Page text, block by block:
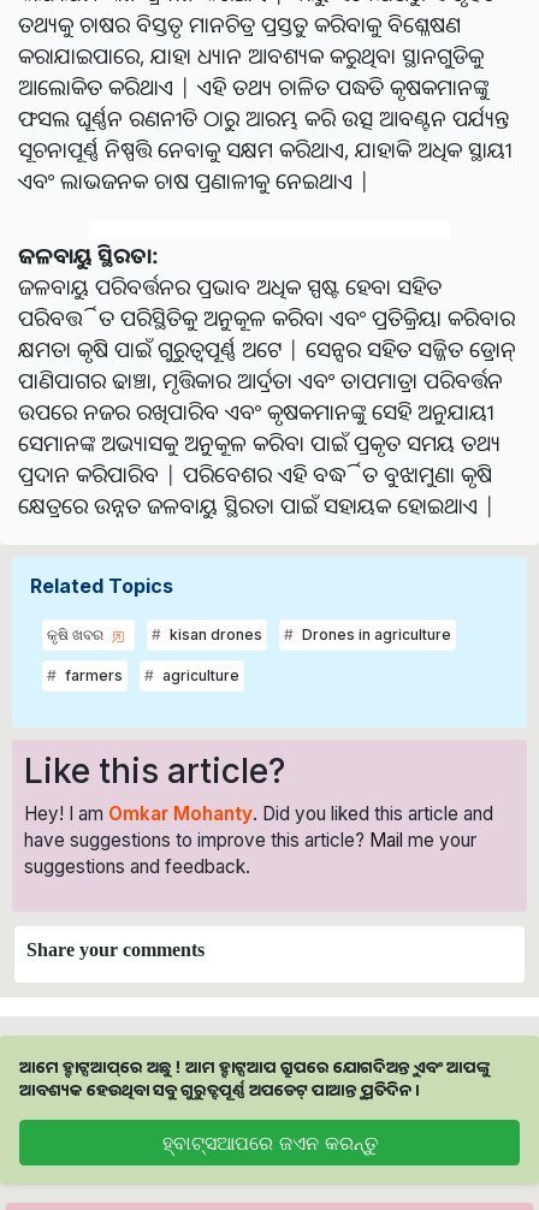
ତଥ୍ୟକୁ ଚାଷର ବିସ୍ତୃତ ମାନଚିତ୍ର ପ୍ରସ୍ତୁତ କରିବାକୁ ବିଶ୍ଳେଷଣ
କରାଯାଇପାରେ, ଯାହା ଧ୍ୟାନ ଆବଶ୍ୟକ କରୁଥିବା ସ୍ଥାନଗୁଡିକୁ
ଆଲୋକିତ କରିଥାଏ | ଏହି ତଥ୍ୟ ଚାଳିତ ପଦ୍ଧତି କୃଷକମାନଙ୍କୁ
ଫସଲ ଘୂର୍ଣ୍ଣନ ରଣନୀତି ଠାରୁ ଆରମ୍ଭ କରି ଉତ୍ସ ଆବଣ୍ଟନ ପର୍ଯ୍ୟନ୍ତ
ସୂଚନାପୂର୍ଣ୍ଣ ନିଷ୍ପତ୍ତି ନେବାକୁ ସକ୍ଷମ କରିଥାଏ, ଯାହାକି ଅଧିକ ସ୍ଥାୟୀ
ଏବଂ ଲାଭଜନକ ଚାଷ ପ୍ରଣାଳୀକୁ ନେଇଥାଏ |
ଜଳବାୟୁ ସ୍ଥିରତା:
ଜଳବାୟୁ ପରିବର୍ତ୍ତନର ପ୍ରଭାବ ଅଧିକ ସ୍ପଷ୍ଟ ହେବା ସହିତ
ପରିବର୍ତ୍ତିତ ପରିସ୍ଥିତିକୁ ଅନୁକୂଳ କରିବା ଏବଂ ପ୍ରତିକ୍ରିୟା କରିବାର
କ୍ଷମତା କୃଷି ପାଇଁ ଗୁରୁତ୍ୱପୂର୍ଣ୍ଣ ଅଟେ | ସେନ୍ସର ସହିତ ସଜ୍ଜିତ ଡ୍ରୋନ୍
ପାଣିପାଗର ଢାଞ୍ଚା, ମୃତ୍ତିକାର ଆର୍ଦ୍ରତା ଏବଂ ତାପମାତ୍ରା ପରିବର୍ତ୍ତନ
ଉପରେ ନଜର ରଖିପାରିବ ଏବଂ କୃଷକମାନଙ୍କୁ ସେହି ଅନୁଯାୟୀ
ସେମାନଙ୍କ ଅଭ୍ୟାସକୁ ଅନୁକୂଳ କରିବା ପାଇଁ ପ୍ରକୃତ ସମୟ ତଥ୍ୟ
ପ୍ରଦାନ କରିପାରିବ | ପରିବେଶର ଏହି ବର୍ଦ୍ଧିତ ବୁଝାମୁଣା କୃଷି
କ୍ଷେତ୍ରରେ ଉନ୍ନତ ଜଳବାୟୁ ସ୍ଥିରତା ପାଇଁ ସହାୟକ ହୋଇଥାଏ |
Related Topics
କୃଷି ଖବର kisan drones Drones in agriculture
farmers agriculture
Like this article?
Hey! I am Omkar Mohanty. Did you liked this article and
have suggestions to improve this article? Mail me your
suggestions and feedback.
Share your comments
ଆମେ ହ୍ବାଟ୍ସଆପ୍‌ରେ ଅଛୁ ! ଆମ ହ୍ବାଟ୍ସଆପ ଗ୍ରୁପରେ ଯୋଗଦିଅନ୍ତୁ ଏବଂ ଆପଙ୍କୁ
ଆବଶ୍ୟକ ହେଉଥିବା ସବୁ ଗୁରୁତ୍ବପୂର୍ଣ୍ଣ ଅପଡେଟ୍‌ ପାଆନ୍ତୁ ପ୍ରତିଦିନ ।
ହ୍ବାଟ୍ସଆପରେ ଜଏନ କରନ୍ତୁ